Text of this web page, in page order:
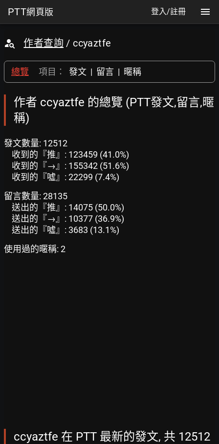
PTT網頁版 登入/註冊
作者查詢 / ccyaztfe
總覽 項目： 發文 | 留言 | 暱稱
作者 ccyaztfe 的總覽 (PTT發文,留言,暱
稱)
發文數量: 12512
收到的『推』: 123459 (41.0%)
收到的『→』: 155342 (51.6%)
收到的『噓』: 22299 (7.4%)
留言數量: 28135
送出的『推』: 14075 (50.0%)
送出的『→』: 10377 (36.9%)
送出的『噓』: 3683 (13.1%)
使用過的暱稱: 2
ccyaztfe 在 PTT 最新的發文, 共 12512